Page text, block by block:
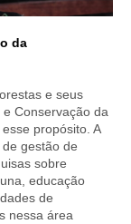
da
e seus
Conservação da
propósito. A
gestão de
sobre
educação
de
nessa área